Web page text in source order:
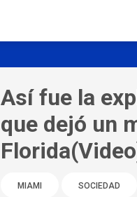
Así fue la
que dejó un
MIAMI SOCIEDAD